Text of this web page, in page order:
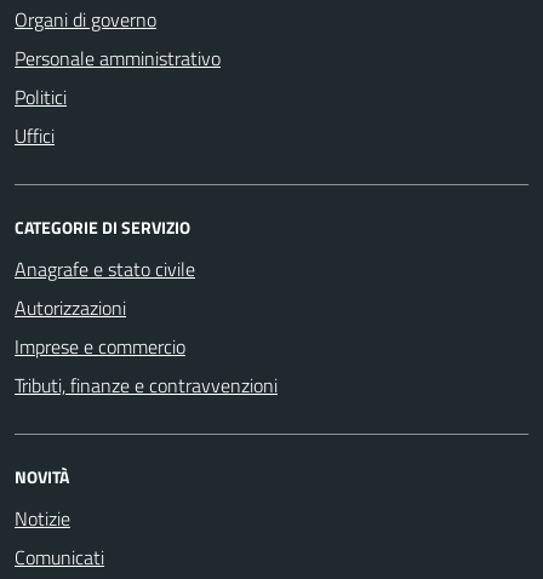
Organi di governo
Personale amministrativo
Politici
Uffici
CATEGORIE DI SERVIZIO
Anagrafe e stato civile
Autorizzazioni
Imprese e commercio
Tributi, finanze e contravvenzioni
NOVITÀ
Notizie
Comunicati